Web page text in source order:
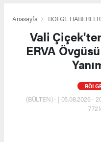
Anasayfa BÖLGE
Vali
ERVA
(BÜLTEN) - | 05.08.2026 -
772